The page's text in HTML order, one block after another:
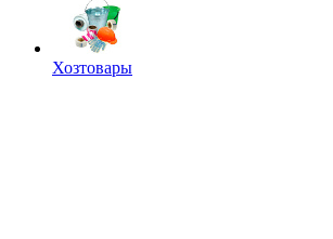
Хозтовары